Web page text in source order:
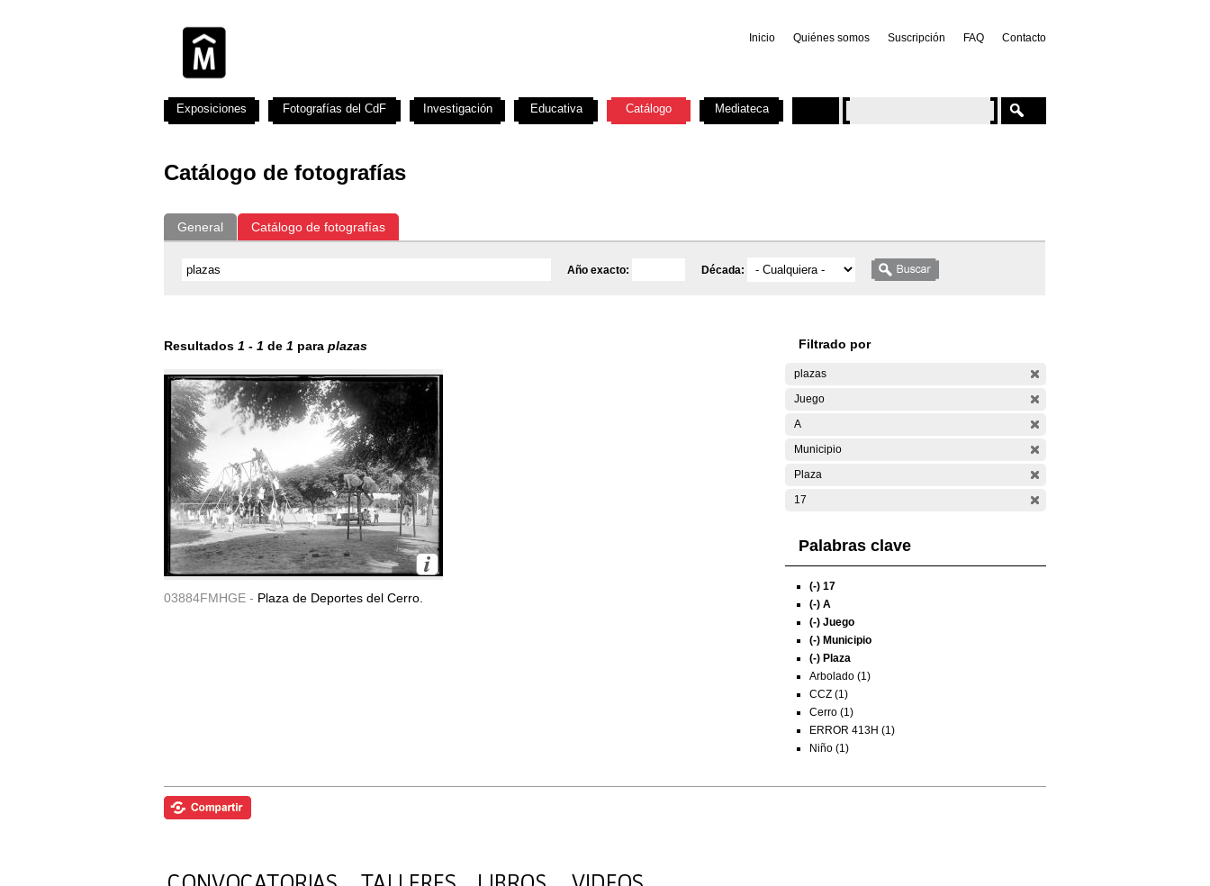
Inicio Quiénes somos Suscripción FAQ Contacto
Catálogo de fotografías
General Catálogo de fotografías
Año exacto: Década:
Resultados 1 - 1 de 1 para plazas
03884FMHGE - Plaza de Deportes del Cerro.
Filtrado por
plazas
Juego
A
Municipio
Plaza
17
Palabras clave
(-) 17
(-) A
(-) Juego
(-) Municipio
(-) Plaza
Arbolado (1)
CCZ (1)
Cerro (1)
ERROR 413H (1)
Niño (1)
Exposiciones Fotografías del CdF Investigación Educativa Catálogo Mediateca